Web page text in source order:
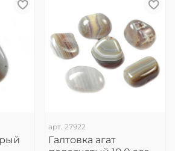
арт. 27922
Галтовка агат